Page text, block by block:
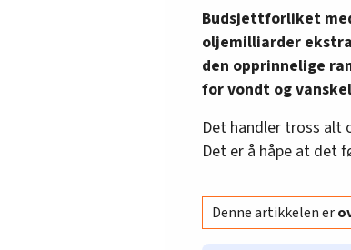
Budsjettforliket
oljemilliarder
den opprinnelige
for vondt og
Det handler tross alt
Det er å håpe at det
Denne artikkelen er